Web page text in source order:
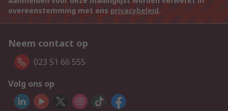
overeenstemming met ons privacybeleid.
Neem contact op
023 51 66 555
Volg ons op